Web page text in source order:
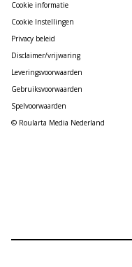
Cookie informatie
Cookie Instellingen
Privacy beleid
Disclaimer/vrijwaring
Leveringsvoorwaarden
Gebruiksvoorwaarden
Spelvoorwaarden
© Roularta Media Nederland